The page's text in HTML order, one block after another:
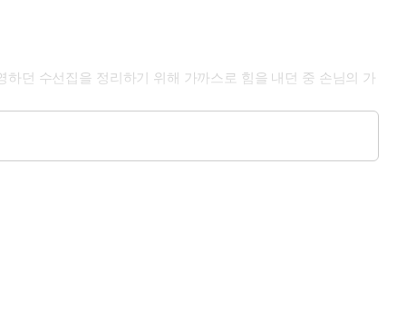
던 수선집을 정리하기 위해 가까스로 힘을 내던 중 손님의 가